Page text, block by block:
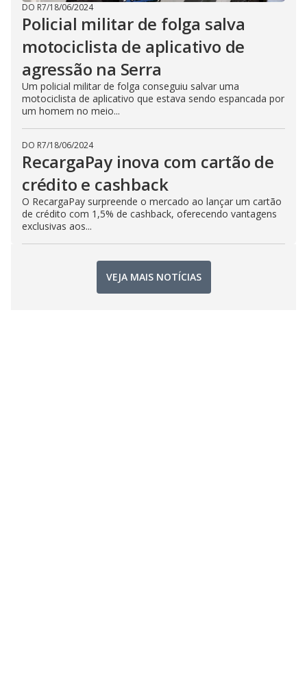
DO R7/18/06/2024
Policial militar de folga salva
motociclista de aplicativo de
agressão na Serra
Um policial militar de folga conseguiu salvar uma
motociclista de aplicativo que estava sendo espancada por
um homem no meio...
DO R7/18/06/2024
RecargaPay inova com cartão de
crédito e cashback
O RecargaPay surpreende o mercado ao lançar um cartão
de crédito com 1,5% de cashback, oferecendo vantagens
exclusivas aos...
VEJA MAIS NOTÍCIAS